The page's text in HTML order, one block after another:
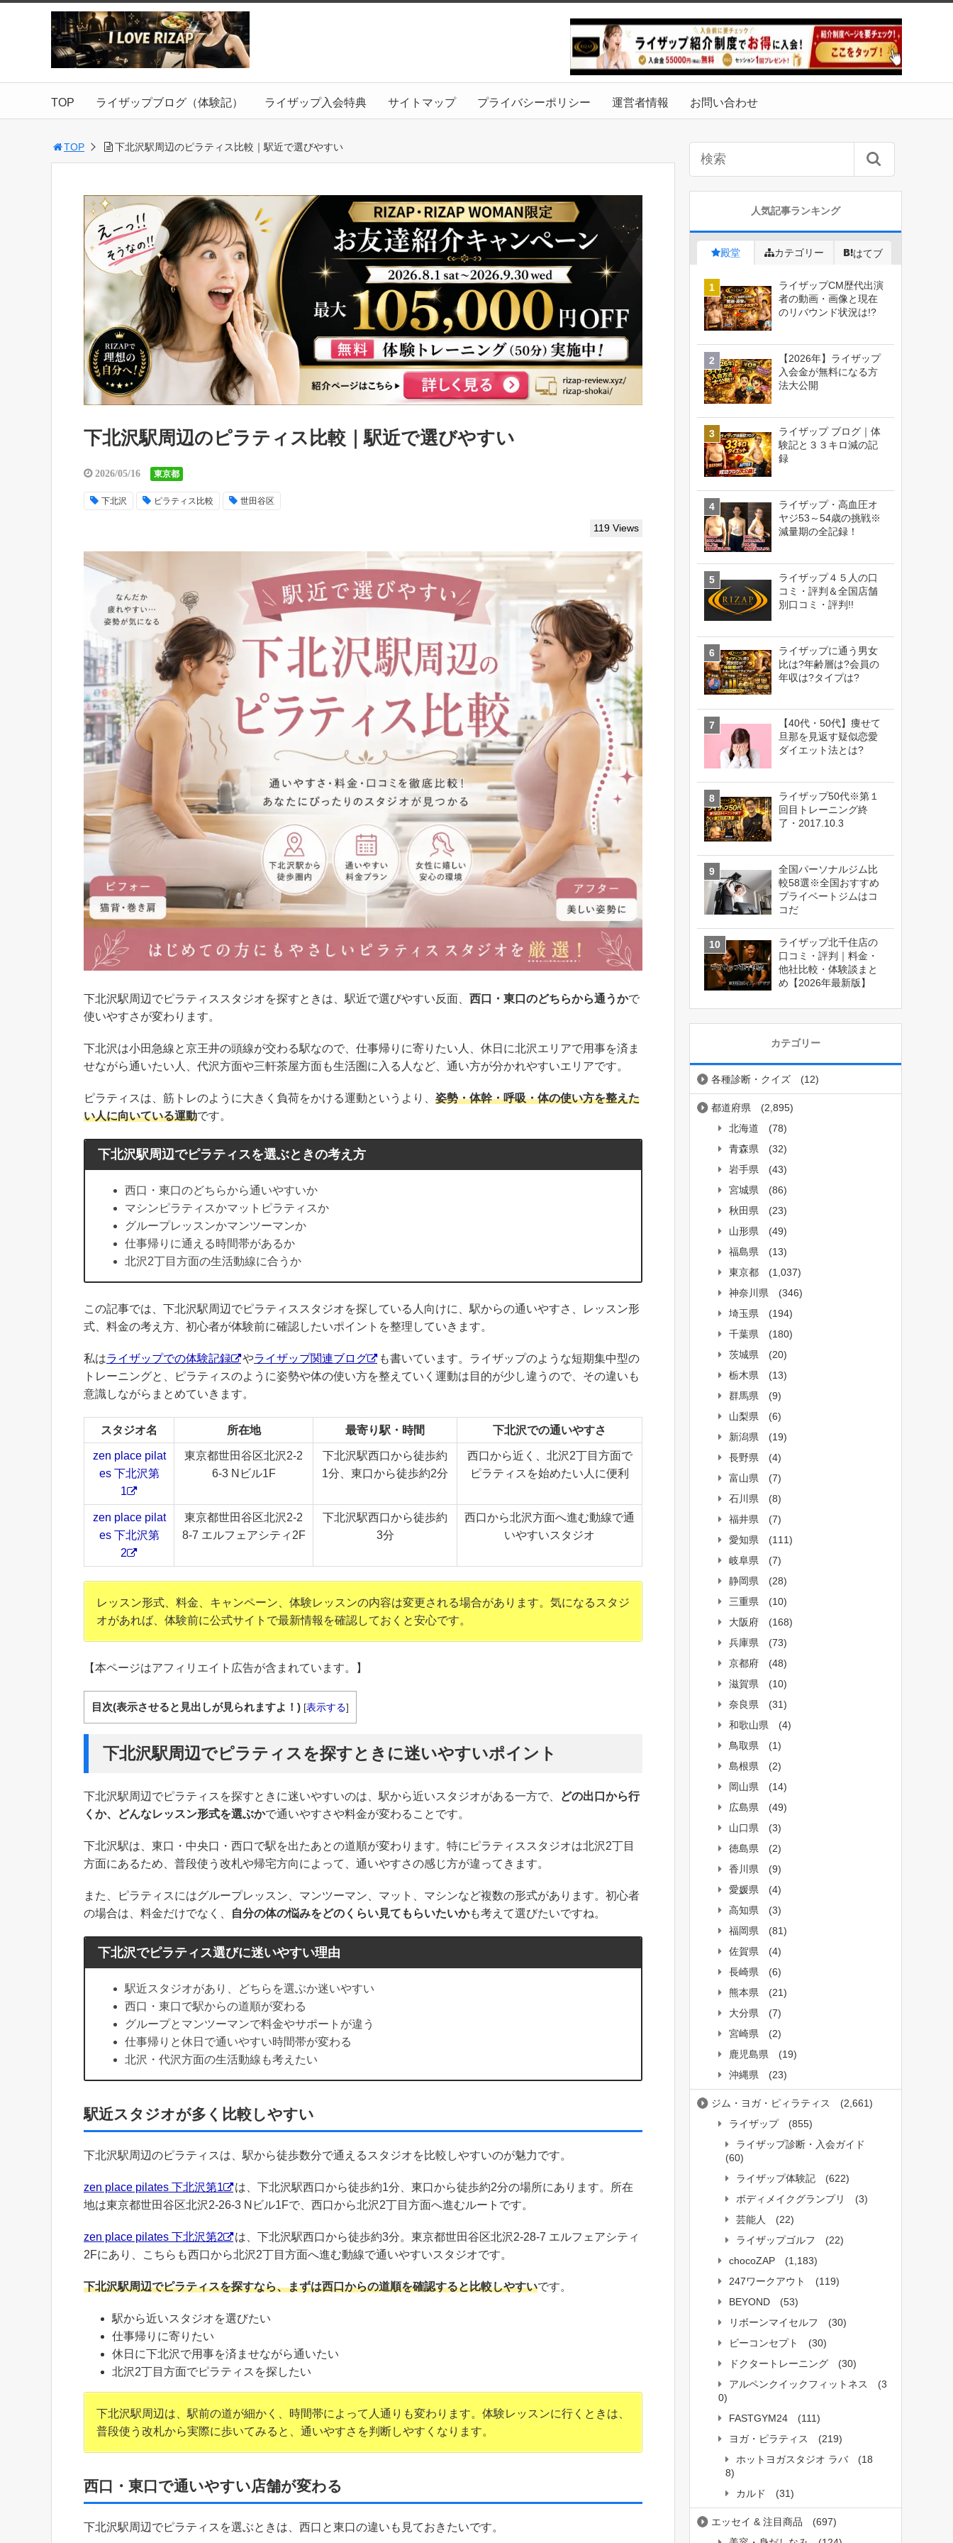
TOP ライザップブログ（体験記） ライザップ入会特典 サイトマップ プライバシーポリシー 運営者情報 お問い合わせ
TOP 下北沢駅周辺のピラティス比較｜駅近で選びやすい
下北沢駅周辺のピラティス比較｜駅近で選びやすい
2026/05/16 東京都
下北沢 ピラティス比較 世田谷区
119 Views
下北沢駅周辺でピラティススタジオを探すときは、駅近で選びやすい反面、 西口・東口のどちらから通うかで
使いやすさが変わります。
下北沢は小田急線と京王井の頭線が交わる駅なので、仕事帰りに寄りたい人、休日に北沢エリアで用事を済ま
せながら通いたい人、代沢方面や三軒茶屋方面も生活圏に入る人など、通い方が分かれやすいエリアです。
ピラティスは、筋トレのように大きく負荷をかける運動というより、 姿勢・体幹・呼吸・体の使い方を整えた
い人に向いている運動です。
下北沢駅周辺でピラティスを選ぶときの考え方
西口・東口のどちらから通いやすいか
マシンピラティスかマットピラティスか
グループレッスンかマンツーマンか
仕事帰りに通える時間帯があるか
北沢2丁目方面の生活動線に合うか
この記事では、下北沢駅周辺でピラティススタジオを探している人向けに、駅からの通いやすさ、レッスン形
式、料金の考え方、初心者が体験前に確認したいポイントを整理していきます。
私はライザップでの体験記録 やライザップ関連ブログ
も書いています。ライザップのような短期集中型の
トレーニングと、ピラティスのように姿勢や体の使い方を整えていく運動は目的が少し違うので、その違いも
意識しながらまとめていきます。
スタジオ名 所在地 最寄り駅・時間 下北沢での通いやすさ
zen place pilat
es 下北沢第
1
東京都世田谷区北沢2-2
6-3 Nビル1F
下北沢駅西口から徒歩約
1分、東口から徒歩約2分
西口から近く、北沢2丁目方面で
ピラティスを始めたい人に便利
zen place pilat
es 下北沢第
2
東京都世田谷区北沢2-2
8-7 エルフェアシティ2F
下北沢駅西口から徒歩約
3分
西口から北沢方面へ進む動線で通
いやすいスタジオ
レッスン形式、料金、キャンペーン、体験レッスンの内容は変更される場合があります。気になるスタジ
オがあれば、体験前に公式サイトで最新情報を確認しておくと安心です。
【本ページはアフィリエイト広告が含まれています。】
目次(表示させると見出しが見られますよ！) [表示する]
下北沢駅周辺でピラティスを探すときに迷いやすいポイント
下北沢駅周辺でピラティスを探すときに迷いやすいのは、駅から近いスタジオがある一方で、
どの出口から行
くか、どんなレッスン形式を選ぶかで通いやすさや料金が変わることです。
下北沢駅は、東口・中央口・西口で駅を出たあとの道順が変わります。特にピラティススタジオは北沢2丁目
方面にあるため、普段使う改札や帰宅方向によって、通いやすさの感じ方が違ってきます。
また、ピラティスにはグループレッスン、マンツーマン、マット、マシンなど複数の形式があります。初心者
の場合は、料金だけでなく、
自分の体の悩みをどのくらい見てもらいたいかも考えて選びたいですね。
下北沢でピラティス選びに迷いやすい理由
駅近スタジオがあり、どちらを選ぶか迷いやすい
西口・東口で駅からの道順が変わる
グループとマンツーマンで料金やサポートが違う
仕事帰りと休日で通いやすい時間帯が変わる
北沢・代沢方面の生活動線も考えたい
駅近スタジオが多く比較しやすい
下北沢駅周辺のピラティスは、駅から徒歩数分で通えるスタジオを比較しやすいのが魅力です。
zen place pilates 下北沢第1
は、下北沢駅西口から徒歩約1分、東口から徒歩約2分の場所にあります。所在
地は東京都世田谷区北沢2-26-3 Nビル1Fで、西口から北沢2丁目方面へ進むルートです。
zen place pilates 下北沢第2
は、下北沢駅西口から徒歩約3分。東京都世田谷区北沢2-28-7 エルフェアシティ
2Fにあり、こちらも西口から北沢2丁目方面へ進む動線で通いやすいスタジオです。
下北沢駅周辺でピラティスを探すなら、まずは西口からの道順を確認すると比較しやすいです。
駅から近いスタジオを選びたい
仕事帰りに寄りたい
休日に下北沢で用事を済ませながら通いたい
北沢2丁目方面でピラティスを探したい
下北沢駅周辺は、駅前の道が細かく、時間帯によって人通りも変わります。体験レッスンに行くときは、
普段使う改札から実際に歩いてみると、通いやすさを判断しやすくなります。
西口・東口で通いやすい店舗が変わる
下北沢駅周辺でピラティスを選ぶときは、西口と東口の違いも見ておきたいです。
人気記事ランキング
殿堂 カテゴリー はてブ
ライザップCM歴代出演
者の動画・画像と現在
のリバウンド状況は!?
【2026年】ライザップ
入会金が無料になる方
法大公開
ライザップ ブログ｜体
験記と３３キロ減の記
録
ライザップ・高血圧オ
ヤジ53～54歳の挑戦※
減量期の全記録！
ライザップ４５人の口
コミ・評判＆全国店舗
別口コミ・評判!!
ライザップに通う男女
比は?年齢層は?会員の
年収は?タイプは?
【40代・50代】痩せて
旦那を見返す疑似恋愛
ダイエット法とは?
ライザップ50代※第１
回目トレーニング終
了・2017.10.3
全国パーソナルジム比
較58選※全国おすすめ
プライベートジムはコ
コだ
ライザップ北千住店の
口コミ・評判｜料金・
他社比較・体験談まと
め【2026年最新版】
カテゴリー
各種診断・クイズ (12)
都道府県
(2,895)
北海道
(78)
青森県
(32)
岩手県
(43)
宮城県
(86)
秋田県
(23)
山形県
(49)
福島県
(13)
東京都
(1,037)
神奈川県
(346)
埼玉県
(194)
千葉県
(180)
茨城県
(20)
栃木県
(13)
群馬県
(9)
山梨県
(6)
新潟県
(19)
長野県
(4)
富山県
(7)
石川県
(8)
福井県
(7)
愛知県
(111)
岐阜県
(7)
静岡県
(28)
三重県
(10)
大阪府
(168)
兵庫県
(73)
京都府
(48)
滋賀県
(10)
奈良県
(31)
和歌山県
(4)
鳥取県
(1)
島根県
(2)
岡山県
(14)
広島県
(49)
山口県
(3)
徳島県
(2)
香川県
(9)
愛媛県
(4)
高知県
(3)
福岡県
(81)
佐賀県
(4)
長崎県
(6)
熊本県
(21)
大分県
(7)
宮崎県
(2)
鹿児島県
(19)
沖縄県
(23)
ジム・ヨガ・ピィラティス
(2,661)
ライザップ
(855)
ライザップ診断・入会ガイド
(60)
ライザップ体験記
(622)
ボディメイクグランプリ
(3)
芸能人
(22)
ライザップゴルフ
(22)
chocoZAP
(1,183)
247ワークアウト
(119)
BEYOND
(53)
リボーンマイセルフ
(30)
ビーコンセプト
(30)
ドクタートレーニング
(30)
アルペンクイックフィットネス
(3
0)
FASTGYM24
(111)
ヨガ・ピラティス
(219)
ホットヨガスタジオ ラバ
(18
8)
カルド
(31)
エッセイ & 注目商品
(697)